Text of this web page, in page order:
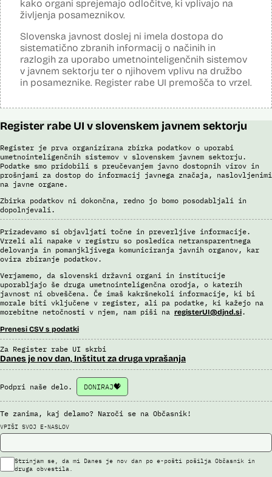
Viri:
Članek v reviji Monitor
Odgovor na zahtevo za dostop do informacij javnega značaja
kako organi sprejemajo odločitve, ki vplivajo na
življenja posameznikov.
Slovenska javnost doslej ni imela dostopa do
sistematično zbranih informacij o načinih in
razlogih za uporabo umetnointeligenčnih sistemov
v javnem sektorju ter o njihovem vplivu na družbo
in posameznike. Register rabe UI premošča to vrzel.
Register rabe UI v slovenskem javnem sektorju
Register je prva organizirana zbirka podatkov o uporabi
umetnointeligenčnih sistemov v slovenskem javnem sektorju.
Podatke smo pridobili s preučevanjem javno dostopnih virov in
prošnjami za dostop do informacij javnega značaja, naslovljenimi
na javne organe.
Zbirka podatkov ni dokončna, redno jo bomo posodabljali in
dopolnjevali.
Prizadevamo si objavljati točne in preverljive informacije.
Vrzeli ali napake v registru so posledica netransparentnega
delovanja in pomanjkljivega komuniciranja javnih organov, kar
ovira zbiranje podatkov.
Verjamemo, da slovenski državni organi in institucije
uporabljajo še druga umetnointeligenčna orodja, o katerih
javnost ni obveščena. Če imaš kakršnekoli informacije, ki bi
morale biti vključene v register, ali pa podatke, ki kažejo na
morebitne netočnosti v njem, nam piši na registerUI@djnd.si.
Prenesi CSV s podatki
Za Register rabe UI skrbi
Danes je nov dan, Inštitut za druga vprašanja
Podpri naše delo. DONIRAJ
Te zanima, kaj delamo? Naroči se na Občasnik!
VPIŠI SVOJ E-NASLOV
Strinjam se, da mi Danes je nov dan po e-pošti pošilja Občasnik in
druga obvestila.